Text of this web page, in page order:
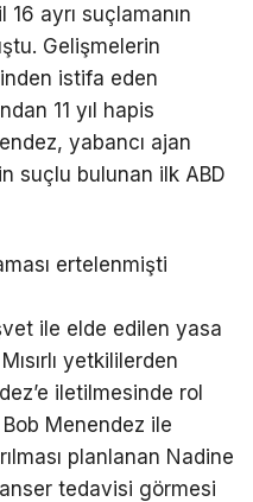
ayrı suçlamanın
Gelişmelerin
istifa eden
11 yıl hapis
yabancı ajan
suçlu bulunan ilk ABD
ertelenmişti
ile elde edilen yasa
yetkililerden
iletilmesinde rol
Bob Menendez ile
planlanan Nadine
tedavisi görmesi